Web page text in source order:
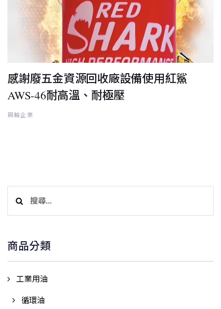
感謝廢五金資源回收廠設備使用紅鯊
AWS-46耐高溫、耐極壓
興輪企業
關
字:
商品分類
工業用油
循環油